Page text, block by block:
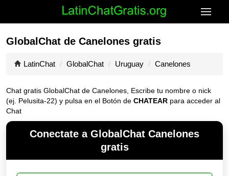
GlobalChat de Canelones gratis
LatinChat GlobalChat Uruguay Canelones
Chat gratis GlobalChat de Canelones, Escribe tu nombre o nick
(ej. Pelusita-22) y pulsa en el Botón de CHATEAR para acceder al
Chat
Conectate a GlobalChat Canelones
gratis